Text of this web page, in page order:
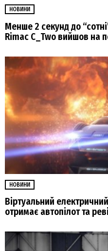
НОВИНИ
Менше 2 секунд до
Rimac C_Two вийшов на
НОВИНИ
Віртуальний
отримає автопілот та